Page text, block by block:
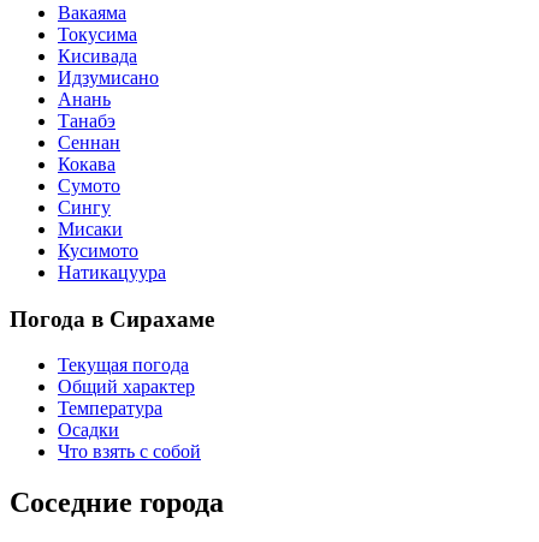
Вакаяма
Токусима
Кисивада
Идзумисано
Анань
Танабэ
Сеннан
Кокава
Сумото
Сингу
Мисаки
Кусимото
Натикацуура
Погода в Сирахаме
Текущая погода
Общий характер
Температура
Осадки
Что взять с собой
Соседние города